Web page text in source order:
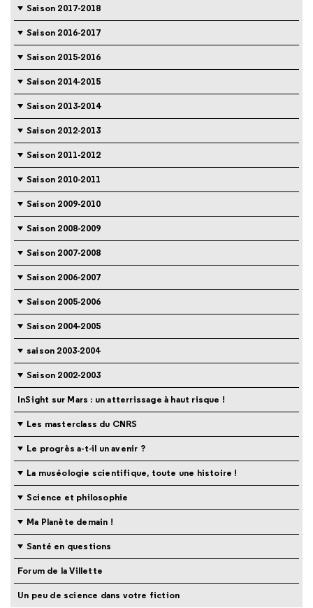
Saison 2017-2018
Saison 2016-2017
Saison 2015-2016
Saison 2014-2015
Saison 2013-2014
Saison 2012-2013
Saison 2011-2012
Saison 2010-2011
Saison 2009-2010
Saison 2008-2009
Saison 2007-2008
Saison 2006-2007
Saison 2005-2006
Saison 2004-2005
saison 2003-2004
Saison 2002-2003
InSight sur Mars : un atterrissage à haut risque !
Les masterclass du CNRS
Le progrès a-t-il un avenir ?
La muséologie scientifique, toute une histoire !
Science et philosophie
Ma Planète demain !
Santé en questions
Forum de la Villette
Un peu de science dans votre fiction